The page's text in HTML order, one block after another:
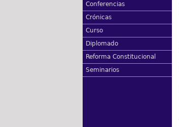
Conferencias
Crónicas
Curso
Diplomado
Reforma Constitucional
Seminarios